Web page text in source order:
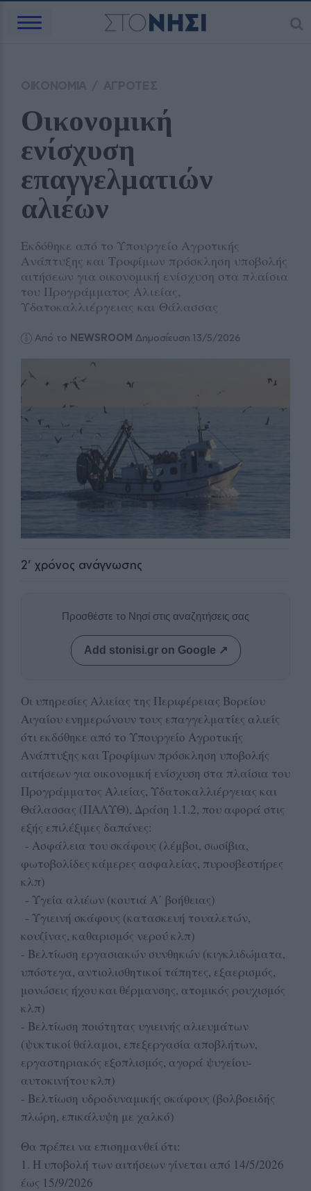
Οικονομική
ενίσχυση
επαγγελματιών
αλιέων
Εκδόθηκε από το Υπουργείο Αγροτικής
Ανάπτυξης και Τροφίμων πρόσκληση υποβολής
αιτήσεων για οικονομική ενίσχυση στα πλαίσια
του Προγράμματος Αλιείας,
Υδατοκαλλιέργειας και Θάλασσας
Από το NEWSROOM Δημοσίευση 13/5/2026
2' χρόνος ανάγνωσης
Προσθέστε το Νησί στις αναζητήσεις σας
Add stonisi.gr on Google ↗
Οι υπηρεσίες Αλιείας της Περιφέρειας Βορείου
Αιγαίου ενημερώνουν τους επαγγελματίες αλιείς
ότι εκδόθηκε από το Υπουργείο Αγροτικής
Ανάπτυξης και Τροφίμων πρόσκληση υποβολής
αιτήσεων για οικονομική ενίσχυση στα πλαίσια του
Προγράμματος Αλιείας, Υδατοκαλλιέργειας και
Θάλασσας (ΠΑΛΥΘ), Δράση 1.1.2, που αφορά στις
εξής επιλέξιμες δαπάνες:
- Ασφάλεια του σκάφους (λέμβοι, σωσίβια,
φωτοβολίδες κάμερες ασφαλείας, πυροσβεστήρες
κλπ)
- Υγεία αλιέων (κουτιά Α΄ βοήθειας)
- Υγιεινή σκάφους (κατασκευή τουαλετών,
κουζίνας, καθαρισμός νερού κλπ)
- Βελτίωση εργασιακών συνθηκών (κιγκλιδώματα,
υπόστεγα, αντιολισθητικοί τάπητες, εξαερισμός,
μονώσεις ήχου και θέρμανσης, ατομικός ρουχισμός
κλπ)
- Βελτίωση ποιότητας υγιεινής αλιευμάτων
(ψυκτικοί θάλαμοι, επεξεργασία αποβλήτων,
εργαστηριακός εξοπλισμός, αγορά ψυγείου-
αυτοκινήτου κλπ)
- Βελτίωση υδροδυναμικής σκάφους (βολβοειδής
πλώρη, επικάλυψη με χαλκό)
Θα πρέπει να επισημανθεί ότι:
1. Η υποβολή των αιτήσεων γίνεται από 14/5/2026
έως 15/9/2026